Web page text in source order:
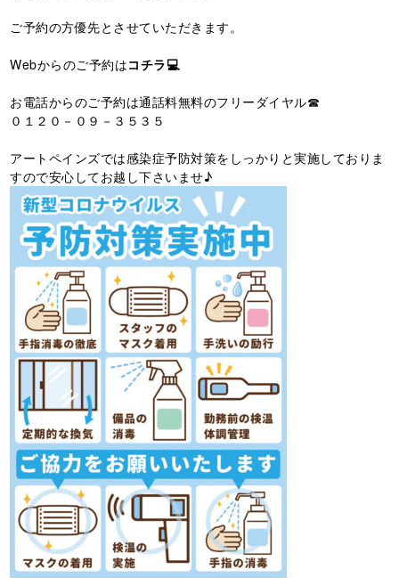
ご予約の方優先とさせていただきます。
Webからのご予約はコチラ💻
お電話からのご予約は通話料無料のフリーダイヤル☎
０１２０－０９－３５３５
アートペインズでは感染症予防対策をしっかりと実施しておりま
すので安心してお越し下さいませ♪